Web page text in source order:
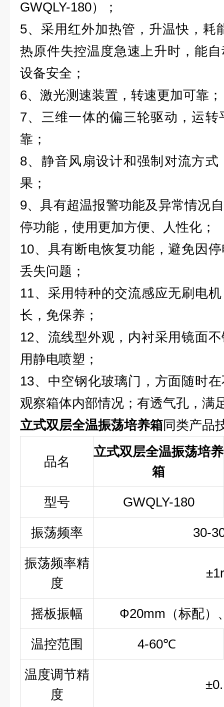
GWQLY-180）；
5、 采用红外加热管，升温快，耗
热原件失控温度急速上升时，能
设备安全；
6、 激光测速装置，转速更加可靠；
7、 三维一体的偏三轮驱动，运
靠；
8、 静音风扇设计和强制对流方
果；
9、具有超温报警功能及异常情况
停功能，使用更加方便、人性化；
10、 具有断电恢复功能，避免因
丢失问题；
11、 采用特种的交流感应无刷电
长，免保养；
12、 流线型外观，内衬采用镜面
用静电喷塑；
13、 中空钢化玻璃门，方面随时
观察箱体内部情况；有透气孔，满
立式双层全温振荡培养箱同类产品
品名
立式双层全温振荡培养
箱
型号 GWQLY-180
振荡频率 30-
振荡频率精
度
摇板振幅 Ф20mm（标配）
温控范围 4-60℃
温度调节精
度